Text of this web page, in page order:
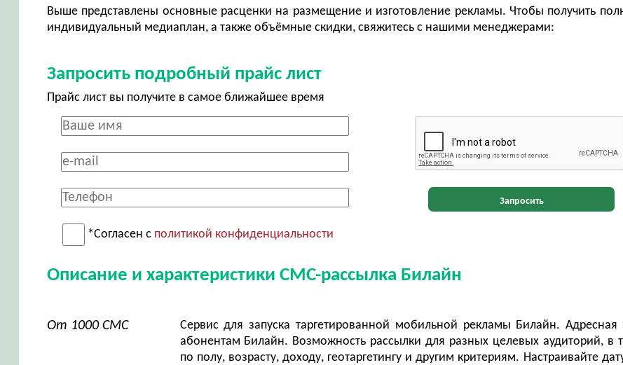
Выше представлены основные расценки на размещение и изготовление рекламы. Чтобы получить
индивидуальный медиаплан, а также объёмные скидки, свяжитесь с нашими менеджерами:
Запросить подробный прайс лист
Прайс лист вы получите в самое ближайшее время
*Согласен с политикой конфиденциальности
Запросить
Описание и характеристики СМС-рассылка Билайн
От 1000 СМС
Сервис для запуска таргетированной мобильной рекламы Билайн. Адресная
абонентам Билайн. Возможность рассылки для разных целевых аудиторий, в
по полу, возрасту, доходу, геотаргетингу и другим критериям. Настраивайте